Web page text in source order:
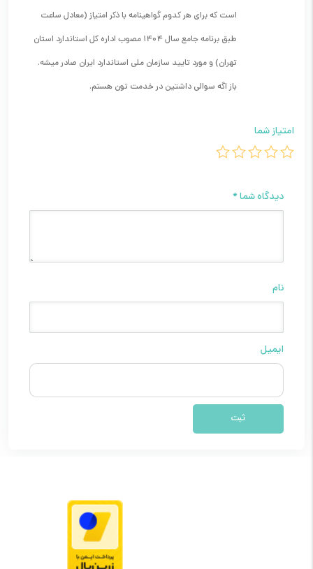
است که برای هر کدوم گواهینامه با ذکر امتیاز (معادل ساعت
طبق برنامه جامع سال 1404 مصوب اداره کل استاندارد استان
تهران) و مورد تایید سازمان ملی استاندارد ایران صادر میشه.
باز اگه سوالی داشتین در خدمت تون هستم.
امتیاز شما
دیدگاه شما*
نام
ایمیل